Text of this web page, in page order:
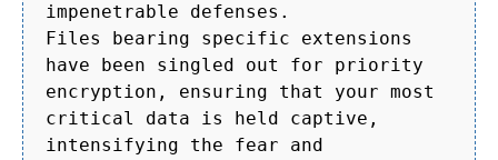
impenetrable defenses.
Files bearing specific extensions
have been singled out for priority
encryption, ensuring that your most
critical data is held captive,
intensifying the fear and